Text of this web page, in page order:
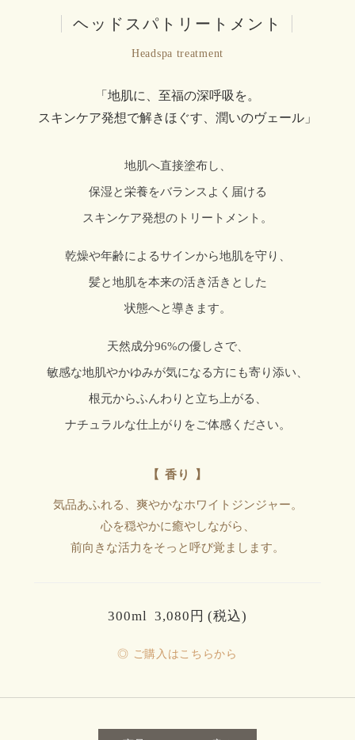
| ヘッドスパトリートメント |
Headspa treatment
「地肌に、至福の深呼吸を。
スキンケア発想で解きほぐす、潤いのヴェール」
地肌へ直接塗布し、
保湿と栄養をバランスよく届ける
スキンケア発想のトリートメント。
乾燥や年齢によるサインから地肌を守り、
髪と地肌を本来の活き活きとした
状態へと導きます。
天然成分96%の優しさで、
敏感な地肌やかゆみが気になる方にも寄り添い、
根元からふんわりと立ち上がる、
ナチュラルな仕上がりをご体感ください。
【 香り 】
気品あふれる、爽やかなホワイトジンジャー。
心を穏やかに癒やしながら、
前向きな活力をそっと呼び覚まします。
300ml 3,080円 (税込)
◎ ご購入はこちらから